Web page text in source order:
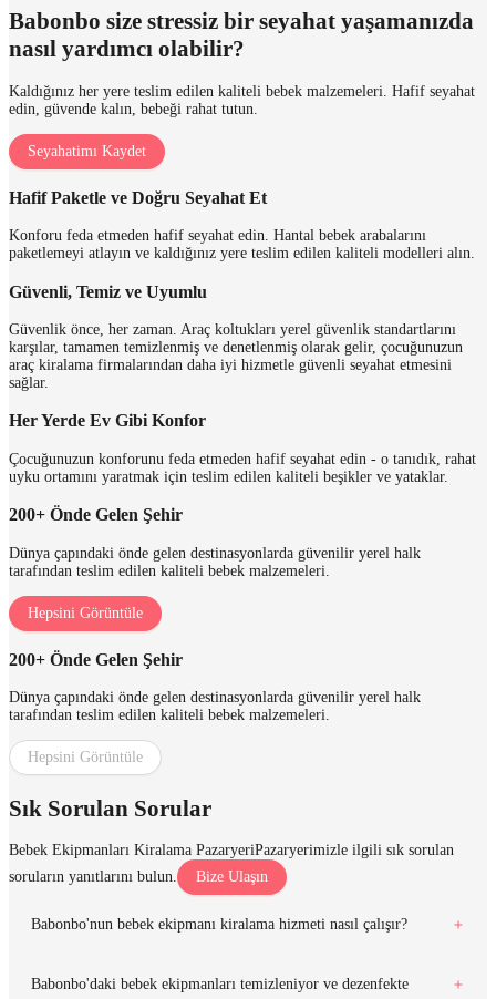
Babonbo size stressiz bir seyahat yaşamanızda
nasıl yardımcı olabilir?
Kaldığınız her yere teslim edilen kaliteli bebek malzemeleri. Hafif seyahat
edin, güvende kalın, bebeği rahat tutun.
Seyahatimı Kaydet
Hafif Paketle ve Doğru Seyahat Et
Konforu feda etmeden hafif seyahat edin. Hantal bebek arabalarını
paketlemeyi atlayın ve kaldığınız yere teslim edilen kaliteli modelleri alın.
Güvenli, Temiz ve Uyumlu
Güvenlik önce, her zaman. Araç koltukları yerel güvenlik standartlarını
karşılar, tamamen temizlenmiş ve denetlenmiş olarak gelir, çocuğunuzun
araç kiralama firmalarından daha iyi hizmetle güvenli seyahat etmesini
sağlar.
Her Yerde Ev Gibi Konfor
Çocuğunuzun konforunu feda etmeden hafif seyahat edin - o tanıdık, rahat
uyku ortamını yaratmak için teslim edilen kaliteli beşikler ve yataklar.
200+ Önde Gelen Şehir
Dünya çapındaki önde gelen destinasyonlarda güvenilir yerel halk
tarafından teslim edilen kaliteli bebek malzemeleri.
Hepsini Görüntüle
200+ Önde Gelen Şehir
Dünya çapındaki önde gelen destinasyonlarda güvenilir yerel halk
tarafından teslim edilen kaliteli bebek malzemeleri.
Hepsini Görüntüle
Sık Sorulan Sorular
Bebek Ekipmanları Kiralama PazaryeriPazaryerimizle ilgili sık sorulan
soruların yanıtlarını bulun.
Bize Ulaşın
Babonbo'nun bebek ekipmanı kiralama hizmeti nasıl çalışır?
Babonbo'daki bebek ekipmanları temizleniyor ve dezenfekte